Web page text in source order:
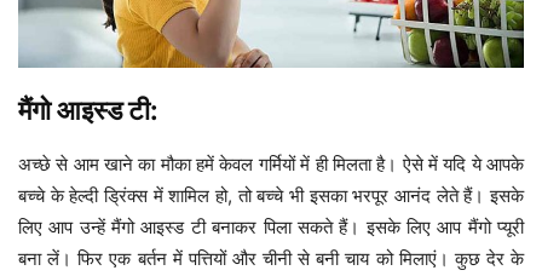
मैंगो आइस्ड टी:
अच्छे से आम खाने का मौका हमें केवल गर्मियों में ही मिलता है। ऐसे में यदि ये आपके
बच्चे के हेल्दी ड्रिंक्स में शामिल हो, तो बच्चे भी इसका भरपूर आनंद लेते हैं। इसके
लिए आप उन्हें मैंगो आइस्ड टी बनाकर पिला सकते हैं। इसके लिए आप मैंगो प्यूरी
बना लें। फिर एक बर्तन में पत्तियों और चीनी से बनी चाय को मिलाएं। कुछ देर के